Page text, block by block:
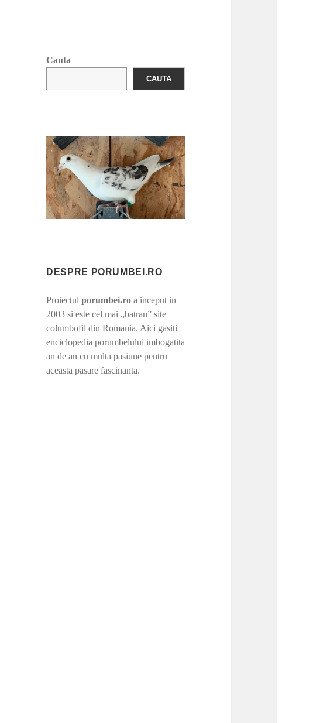
Cauta
CAUTA
DESPRE PORUMBEI.RO
Proiectulporumbei.ro a inceput in
2003 si este cel mai „batran” site
columbofil din Romania. Aici gasiti
enciclopedia porumbelului imbogatita
an de an cu multa pasiune pentru
aceasta pasare fascinanta.